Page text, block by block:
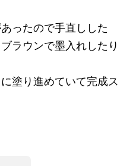
ったので手直しした
ラウンで墨入れしたり
塗り進めていて完成ス